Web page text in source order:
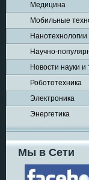
Медицина
Мобильные
Нанотехнологии
Научно-
Новости науки и
Робототехника
Электроника
Энергетика
Мы в Сети